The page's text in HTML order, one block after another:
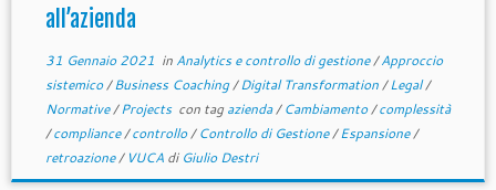
all’azienda
31 Gennaio 2021 in Analytics e controllo di gestione/Approccio
sistemico/Business Coaching/Digital Transformation/Legal/
Normative/Projects con tagazienda/Cambiamento/complessità
/compliance/controllo/Controllo di Gestione/Espansione/
retroazione/ VUCA di Giulio Destri